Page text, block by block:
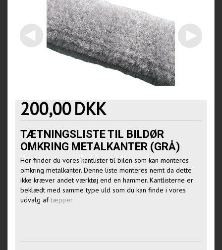
200,00DKK
TÆTNINGSLISTE TIL BILDØR
OMKRING METALKANTER (GRÅ)
Her finder du vores kantlister til bilen som kan monteres
omkring metalkanter. Denne liste monteres nemt da dette
ikke kræver andet værktøj end en hammer. Kantlisterne er
beklædt med samme type uld som du kan finde i vores
udvalg aftæpper.